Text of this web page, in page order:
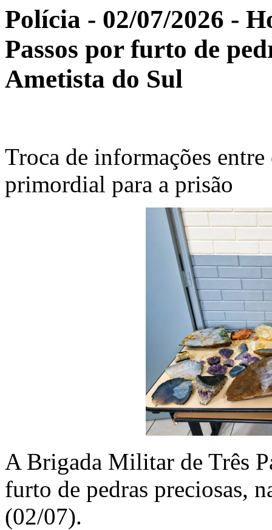
Polícia - 02/07/2026 -
Passos por furto de
Ametista do Sul
Troca de informações
primordial para a prisão
A Brigada Militar de Três
furto de pedras preciosas,
(02/07).